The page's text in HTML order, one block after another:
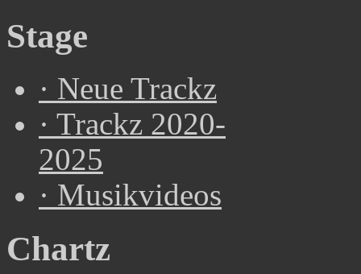
Stage
· Neue Trackz
· Trackz 2020-
2025
· Musikvideos
Chartz